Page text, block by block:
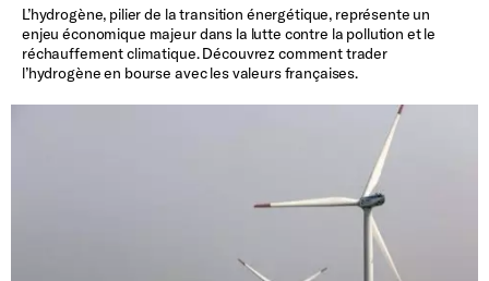
L’hydrogène, pilier de la transition énergétique, représente un
enjeu économique majeur dans la lutte contre la pollution et le
réchauffement climatique. Découvrez comment trader
l’hydrogène en bourse avec les valeurs françaises.